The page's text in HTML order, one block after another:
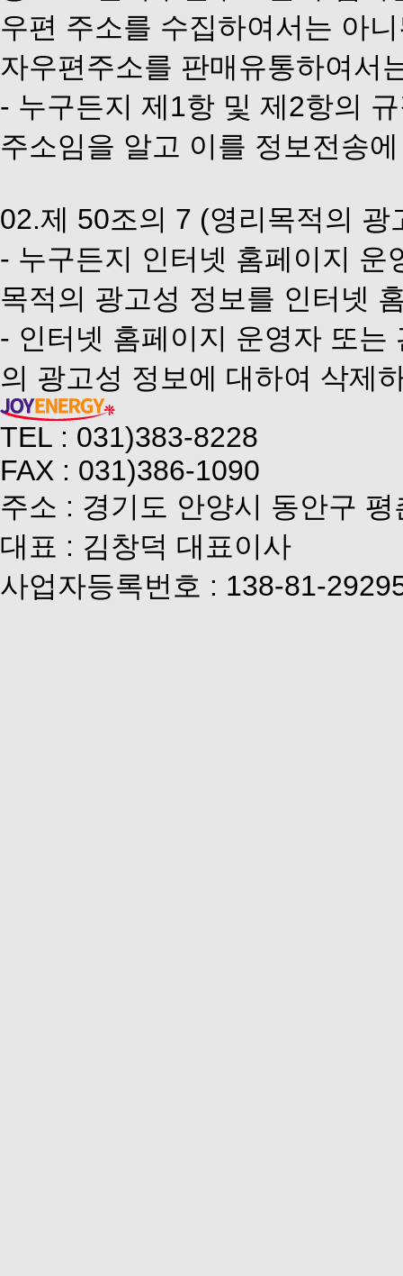
우편 주소를 수집하여서는 아
자우편주소를 판매유통하여서
- 누구든지 제1항 및 제2항의
주소임을 알고 이를 정보전송
02.제 50조의 7 (영리목적의
- 누구든지 인터넷 홈페이지
목적의 광고성 정보를 인터넷
- 인터넷 홈페이지 운영자 또
의 광고성 정보에 대하여 삭제
TEL : 031)383-8228
FAX : 031)386-1090
주소 : 경기도 안양시 동안구
대표 : 김창덕 대표이사
사업자등록번호 : 138-81-